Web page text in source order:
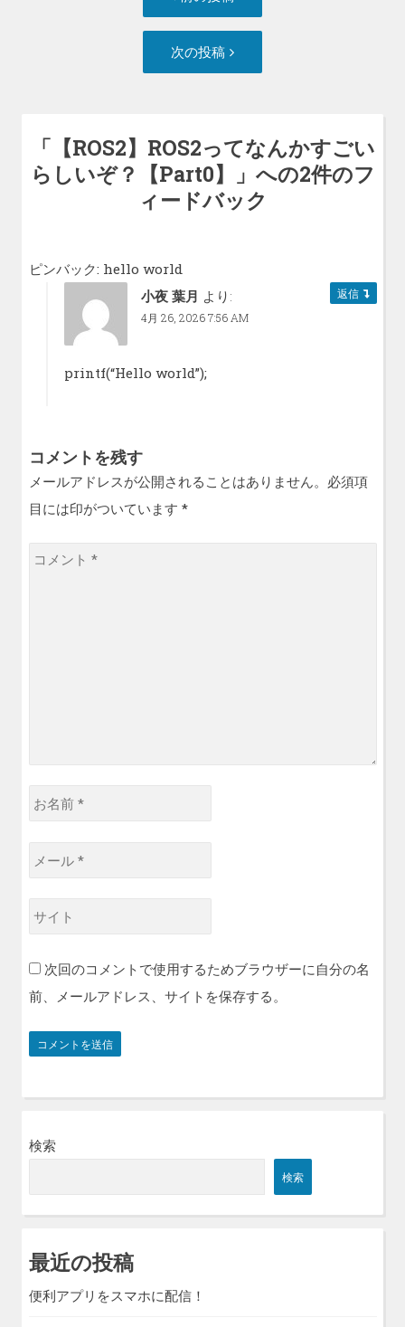
シ
ョ
ン
の
稿:
次の投稿
の
「 【ROS2】ROS2ってなんかすごい
らしいぞ？【Part0】
」への2件のフ
ィードバック
ピンバック: hello world
小夜 葉月 より:
4月 26, 2026 7:56 AM
printf(“Hello world”);
返信
コメントを残す
メールアドレスが公開されることはありません。必須項
目には印がついています *
コ
お
名
*
ー
ル
*
サ
イ
ト 次回のコメントで使用するためブラウザーに自分の名
前、メールアドレス、サイトを保存する。
検索
検索
最近の投稿
便利アプリをスマホに配信！